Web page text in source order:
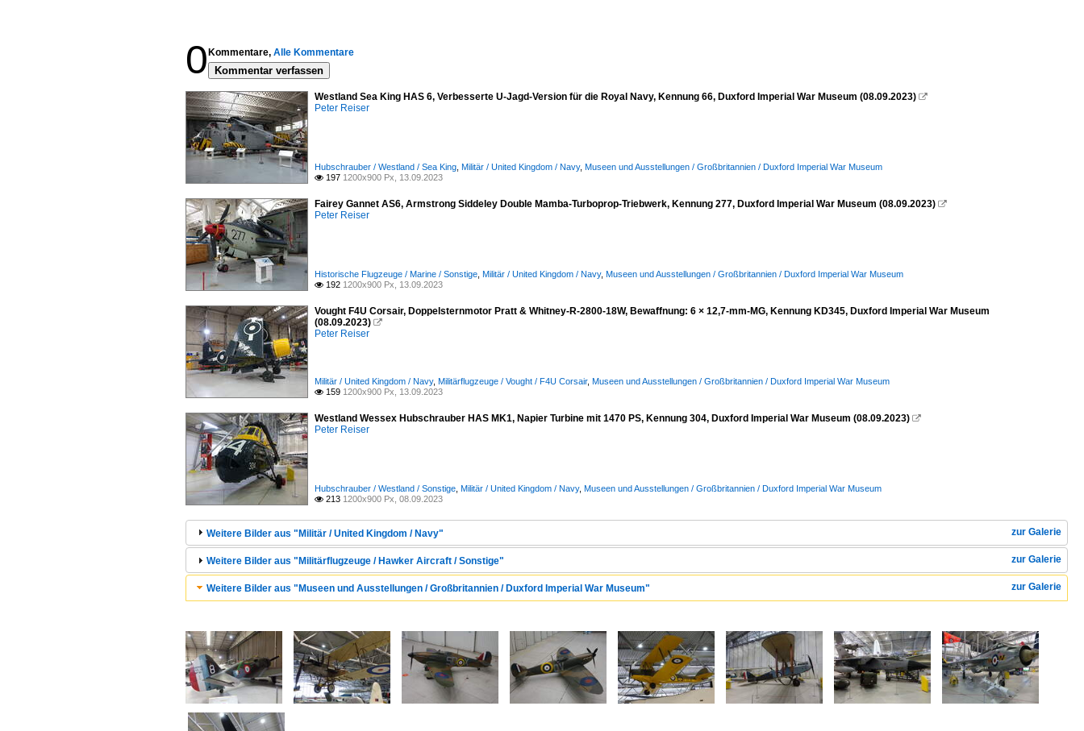
0 Kommentare, Alle Kommentare
Kommentar verfassen
Westland Sea King HAS 6, Verbesserte U-Jagd-Version für die Royal Navy, Kennung 66, Duxford Imperial War Museum (08.09.2023) 
Peter Reiser
Hubschrauber / Westland / Sea King Militär / United Kingdom / Navy, Museen und Ausstellungen / Großbritannien / Duxford Imperial War Museum
 197 1200x900 Px, 13.09.2023
Fairey Gannet AS6, Armstrong Siddeley Double Mamba-Turboprop-Triebwerk, Kennung 277, Duxford Imperial War Museum (08.09.2023) 
Peter Reiser
Historische Flugzeuge / Marine / Sonstige Militär / United Kingdom / Navy, Museen und Ausstellungen / Großbritannien / Duxford Imperial War Museum
 192 1200x900 Px, 13.09.2023
Vought F4U Corsair, Doppelsternmotor Pratt & Whitney-R-2800-18W, Bewaffnung: 6 × 12,7-mm-MG, Kennung KD345, Duxford Imperial War Museum
(08.09.2023) 
Peter Reiser
Militär / United Kingdom / Navy, Militärflugzeuge / Vought / F4U Corsair, Museen und Ausstellungen / Großbritannien / Duxford Imperial War Museum
 159 1200x900 Px, 13.09.2023
Westland Wessex Hubschrauber HAS MK1, Napier Turbine mit 1470 PS, Kennung 304, Duxford Imperial War Museum (08.09.2023) 
Peter Reiser
Hubschrauber / Westland / Sonstige Militär / United Kingdom / Navy, Museen und Ausstellungen / Großbritannien / Duxford Imperial War Museum
 213 1200x900 Px, 08.09.2023
zur Galerie
Weitere Bilder aus "Militär / United Kingdom / Navy"
zur Galerie
Weitere Bilder aus "Militärflugzeuge / Hawker Aircraft / Sonstige"
zur Galerie
Weitere Bilder aus "Museen und Ausstellungen / Großbritannien / Duxford Imperial War Museum"